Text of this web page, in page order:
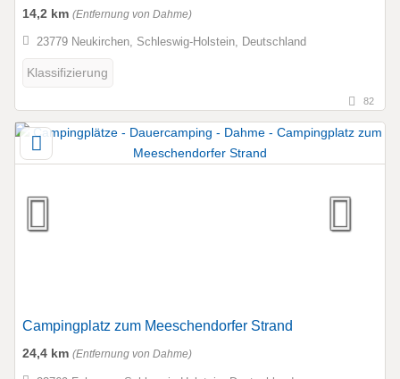
14,2 km (Entfernung von Dahme)
23779 Neukirchen, Schleswig-Holstein, Deutschland
Klassifizierung
82
Campingplatz zum Meeschendorfer Strand
24,4 km (Entfernung von Dahme)